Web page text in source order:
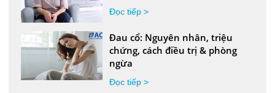
Đọc tiếp >
Đau cổ: Nguyên nhân, triệu
chứng, cách điều trị & phòng
ngừa
Đọc tiếp >